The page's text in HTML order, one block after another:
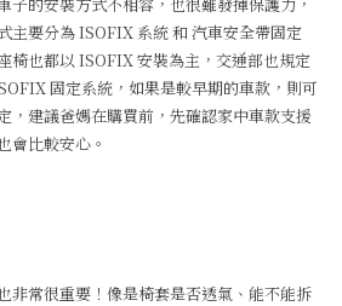
主要分為 ISOFIX 系統 和 汽車安全帶固定
椅也都以 ISOFIX 安裝為主，交通部也規定
固定系統，如果是較早期的車款，則可
，建議爸媽在購買前，先確認家中車款支援
會比較安心。
非常很重要！像是椅套是否透氣、能不能拆